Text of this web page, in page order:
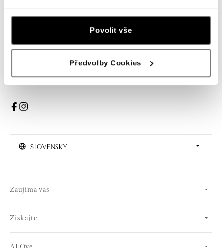
Povolit vše
Předvolby Cookies
PRIHLÁSENIE
Súhlasím s odberom newslettera
SLOVENSKY
Zaujíma vás
Získajte
ALOve